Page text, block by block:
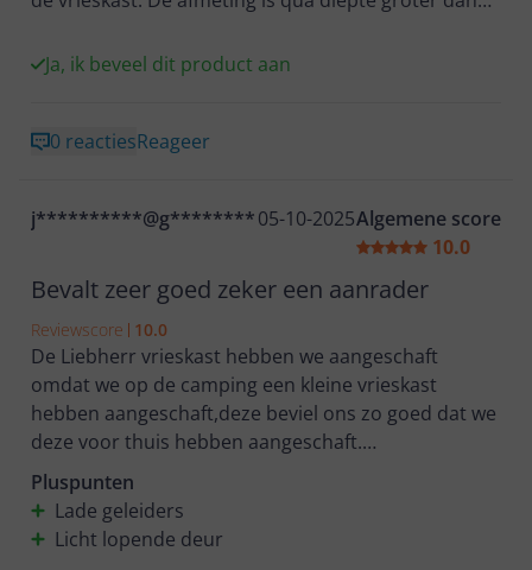
Ja, ik beveel dit product aan
0 reactiesReageer
j**********@g********05-10-2025Algemene score
10.0
Bevalt zeer goed zeker een aanrader
Reviewscore 10.0
De Liebherr vrieskast hebben we aangeschaft
omdat we op de camping een kleine vrieskast
hebben aangeschaft,deze beviel ons zo goed dat we
deze voor thuis hebben aangeschaft.
De vrieskast voldoet volledig aan onze
verwachtingen, de lades zijn licht te bedienen door
de lade geleiders.
De vrieskast is zeker een aanrader vooral voor
Pluspunten
Lade geleiders
Licht lopende deur